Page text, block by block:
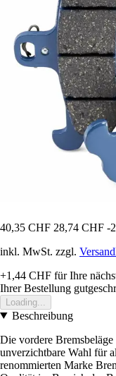
40,35 CHF 28,74 CHF -
inkl. MwSt. zzgl.
+1,44 CHF für Ihre
Ihrer Bestellung
Loading...
Beschreibung
Die vordere
unverzichtbare Wahl für
renommierten Marke